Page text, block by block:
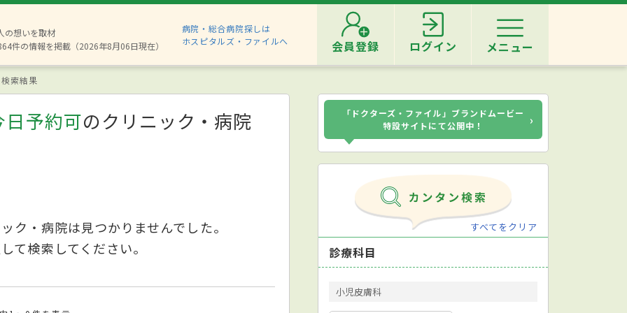
の想いを取材
件の情報を掲載（2026年8月06日現在）
病院・総合病院探しは
ホスピタルズ・ファイルへ
会員登録 ログイン メニュー
索結果
予約可のクリニック・病院
ク・病院は見つかりませんでした。
て検索してください。
「ドクターズ・ファイル」ブランドムービー
特設サイトにて公開中！
›
すべてをクリア
診療科目
小児皮膚科